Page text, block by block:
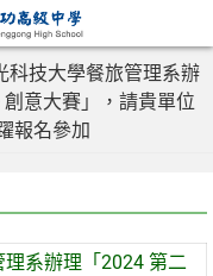
科技大學餐旅管理系辦
意大賽」，請貴單位
報名參加
系辦理「2024 第二